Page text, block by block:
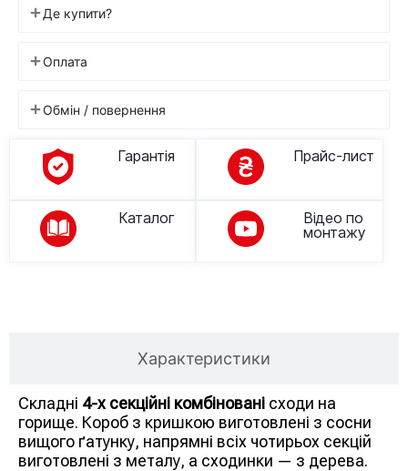
Де купити?
Оплата
Обмін / повернення
Гарантія Прайс-лист
Каталог
Відео по
монтажу
Характеристики
Складні 4-х секційні комбіновані сходи на
горище. Короб з кришкою виготовлені з сосни
вищого ґатунку, напрямні всіх чотирьох секцій
виготовлені з металу, а сходинки — з дерева.